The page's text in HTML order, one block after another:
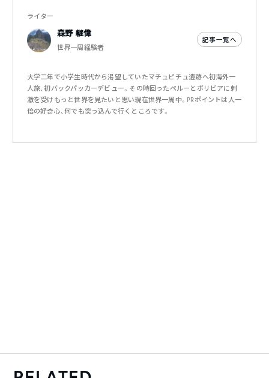
ライター
森野 継偉
世界一周経験者
記事一覧へ
大学二年で小学生時代から渇望していたマチュピチュ遺跡へ初海外一
人旅、初バックパッカーデビュー。その時回ったペルーとボリビアに刺
激を受けもっと世界を見たいと思い現在世界一周中。PRポイントは人一
倍の好奇心、何でも突っ込んで行くところです。